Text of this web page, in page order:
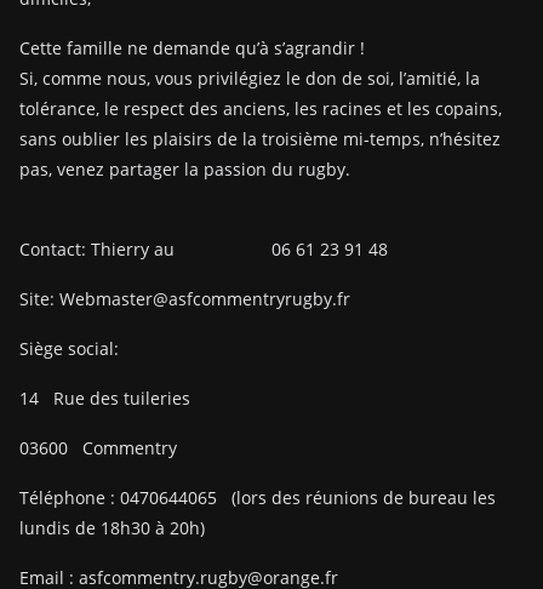
Cette famille ne demande qu’à s’agrandir !
Si, comme nous, vous privilégiez le don de soi, l’amitié, la
tolérance, le respect des anciens, les racines et les copains,
sans oublier les plaisirs de la troisième mi-temps, n’hésitez
pas, venez partager la passion du rugby.
Contact: Thierry au 06 61 23 91 48
Site: Webmaster@asfcommentryrugby.fr
Siège social:
14 Rue des tuileries
03600 Commentry
Téléphone : 0470644065
(lors des réunions de bureau les
lundis de 18h30 à 20h)
Email : asfcommentry.rugby@orange.fr